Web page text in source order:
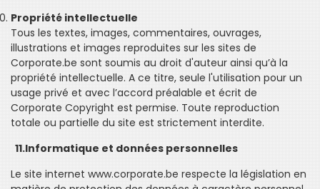
Propriété intellectuelle
Tous les textes, images, commentaires, ouvrages,
illustrations et images reproduites sur les sites de
Corporate.be sont soumis au droit d'auteur ainsi qu’à la
propriété intellectuelle. A ce titre, seule l'utilisation pour un
usage privé et avec l’accord préalable et écrit de
Corporate Copyright est permise. Toute reproduction
totale ou partielle du site est strictement interdite.
11.Informatique et données personnelles
Le site internet www.corporate.be respecte la législation en